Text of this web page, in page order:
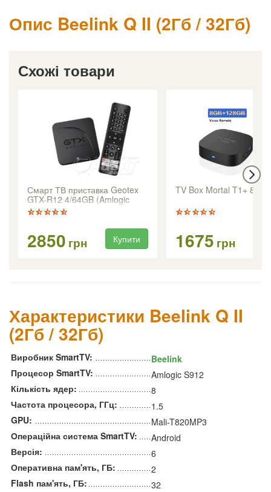
Опис Beelink Q II (2Гб / 32Гб)
Схожі товари
Смарт ТВ приставка Geotex
GTX-R12 4/64GB (Amlogic
S905X5M / Android 14)
2850 грн Купити
TV Box Mortal T1+ 8/
1675 грн
Характеристики Beelink Q II
(2Гб / 32Гб)
Виробник SmartTV:
Beelink
Процесор SmartTV:
Amlogic S912
Кількість ядер:
8
Частота процесора, ГГц:
1.5
GPU:
Mali-T820MP3
Операційна система SmartTV:
Android
Версія:
6
Оперативна пам'ять, ГБ:
2
Flash пам'ять, ГБ:
32